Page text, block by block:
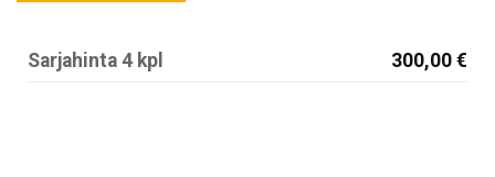
Sarjahinta 4 kpl 300,00 €